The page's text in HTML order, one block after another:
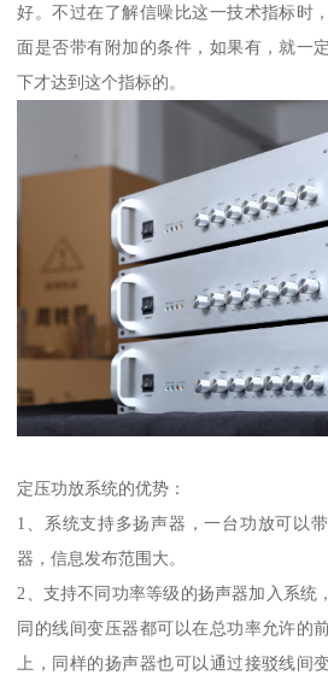
好。不过在了解信噪比这一技术指标时
面是否带有附加的条件，如果有，就一
下才达到这个指标的。
定压功放系统的优势：
1、系统支持多扬声器，一台功放可以
器，信息发布范围大。
2、支持不同功率等级的扬声器加入系统
同的线间变压器都可以在总功率允许的
上，同样的扬声器也可以通过接驳线间